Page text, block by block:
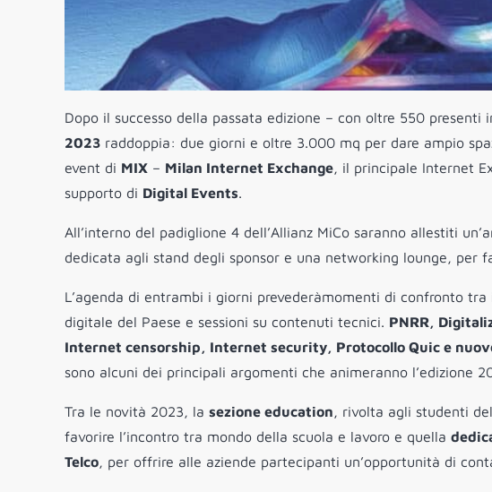
Dopo il successo della passata edizione – con oltre 550
2023 raddoppia: due giorni e oltre 3.000 mq per dare ampio
event di MIX – Milan Internet Exchange, il principale Internet
supporto di Digital Events.
All’interno del padiglione 4 dell’Allianz MiCo saranno allestiti
dedicata agli stand degli sponsor e una networking lounge, per
L’agenda di entrambi i giorni prevederàmomenti di confronto
digitale del Paese e sessioni su contenuti tecnici. PNRR,
Internet censorship, Internet security, Protocollo Quic e
sono alcuni dei principali argomenti che animeranno l’edizione
Tra le novità 2023, la sezione education, rivolta agli studenti
favorire l’incontro tra mondo della scuola e lavoro e quella
Telco, per offrire alle aziende partecipanti un’opportunità di